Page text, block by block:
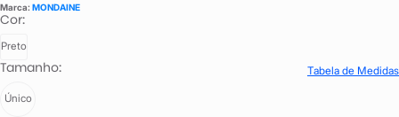
Marca: MONDAINE
Cor:
Preto
Tamanho: Tabela de Medidas
Único